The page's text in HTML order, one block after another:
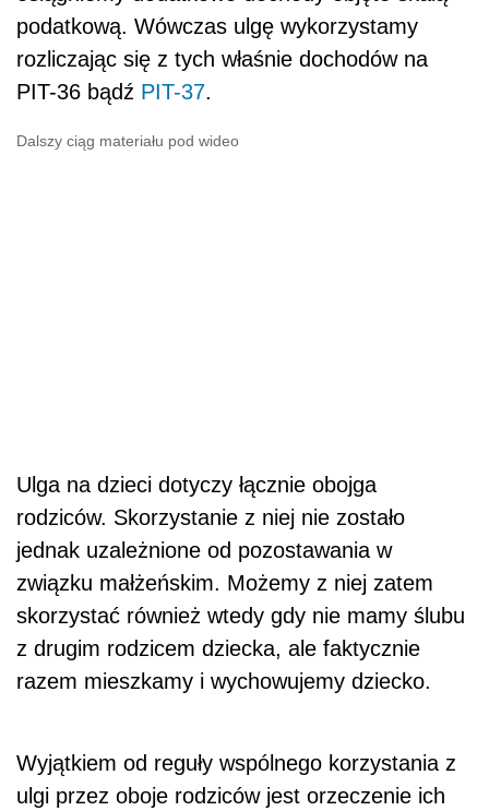
podatkową. Wówczas ulgę wykorzystamy
rozliczając się z tych właśnie dochodów na
PIT-36 bądź PIT-37.
Dalszy ciąg materiału pod wideo
Ulga na dzieci dotyczy łącznie obojga
rodziców. Skorzystanie z niej nie zostało
jednak uzależnione od pozostawania w
związku małżeńskim. Możemy z niej zatem
skorzystać również wtedy gdy nie mamy ślubu
z drugim rodzicem dziecka, ale faktycznie
razem mieszkamy i wychowujemy dziecko.
Wyjątkiem od reguły wspólnego korzystania z
ulgi przez oboje rodziców jest orzeczenie ich